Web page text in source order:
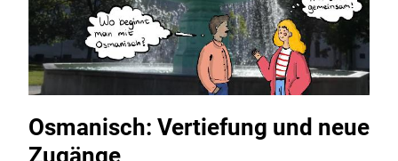
Osmanisch: Vertiefung und neue